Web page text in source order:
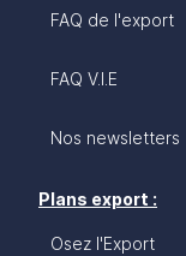
FAQ de l'export
FAQ V.I.E
Nos newsletters
Plans export :
Osez l'Export